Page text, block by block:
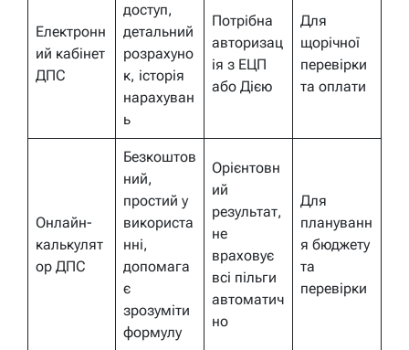
Електронн
ий кабінет
ДПС
доступ,
детальний
розрахуно
к, історія
нарахуван
ь
Потрібна
авторизац
ія з ЕЦП
або Дією
Для
щорічної
перевірки
та оплати
Онлайн-
калькулят
ор ДПС
Безкоштов
ний,
простий у
використа
нні,
допомага
є
зрозуміти
формулу
Орієнтовн
ий
результат,
не
враховує
всі пільги
автоматич
но
Для
плануванн
я бюджету
та
перевірки